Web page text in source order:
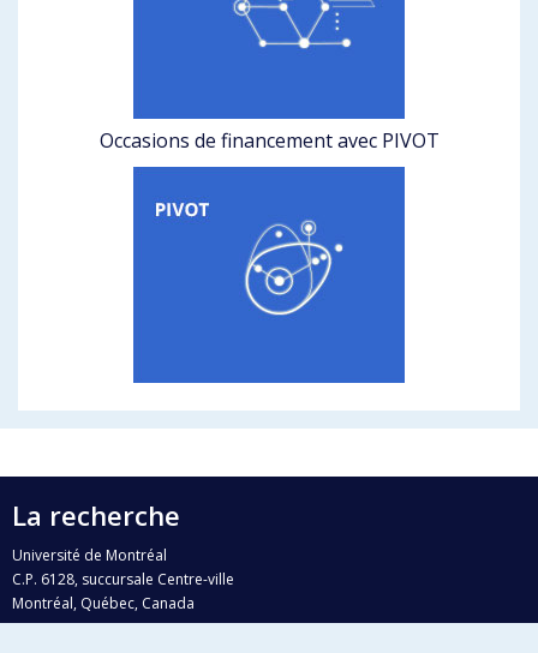
Occasions de financement avec PIVOT
La recherche
Université de Montréal
C.P. 6128, succursale Centre-ville
Montréal, Québec, Canada
H3C 3J7